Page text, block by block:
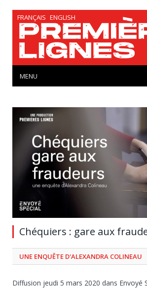
FRANÇAIS ENGLISH
MENU
Chéquiers : gare aux
UNE ENQUÊTE D'ALEXANDRA COLINEAU
Diffusion jeudi 5 mars 2020 dans Envoyé